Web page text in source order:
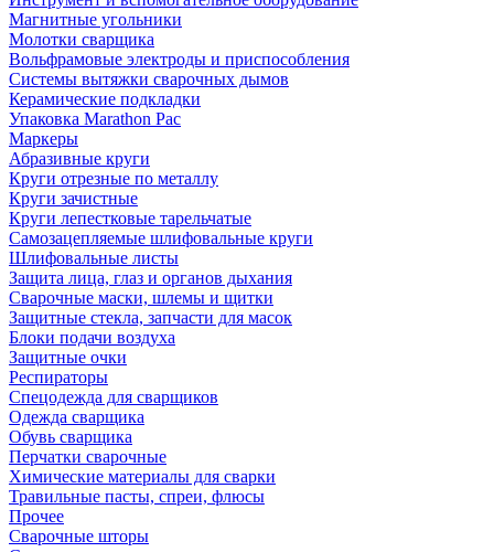
Магнитные угольники
Молотки сварщика
Вольфрамовые электроды и приспособления
Системы вытяжки сварочных дымов
Керамические подкладки
Упаковка Marathon Pac
Маркеры
Абразивные круги
Круги отрезные по металлу
Круги зачистные
Круги лепестковые тарельчатые
Самозацепляемые шлифовальные круги
Шлифовальные листы
Защита лица, глаз и органов дыхания
Сварочные маски, шлемы и щитки
Защитные стекла, запчасти для масок
Блоки подачи воздуха
Защитные очки
Респираторы
Спецодежда для сварщиков
Одежда сварщика
Обувь сварщика
Перчатки сварочные
Химические материалы для сварки
Травильные пасты, спреи, флюсы
Прочее
Сварочные шторы